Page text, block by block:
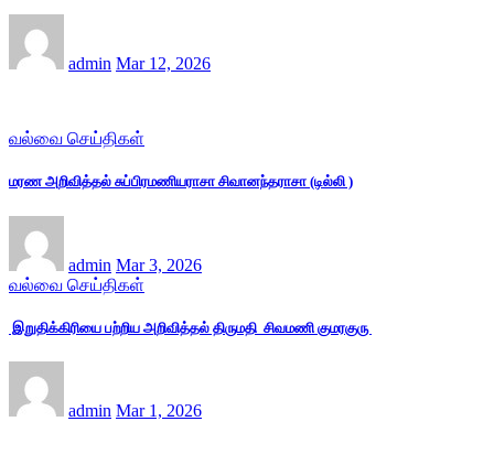
admin Mar 12, 2026
வல்வை செய்திகள்
மரண அறிவித்தல் சுப்பிரமணியராசா சிவானந்தராசா (டில்லி )
admin Mar 3, 2026
வல்வை செய்திகள்
இறுதிக்கிரியை பற்றிய அறிவித்தல் திருமதி சிவமணி குமரகுரு
admin Mar 1, 2026